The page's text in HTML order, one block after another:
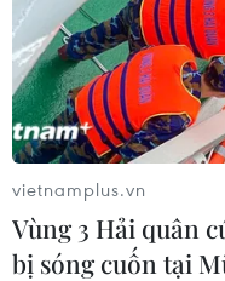
vietnamplus.vn
Vùng 3 Hải quân
bị sóng cuốn tại